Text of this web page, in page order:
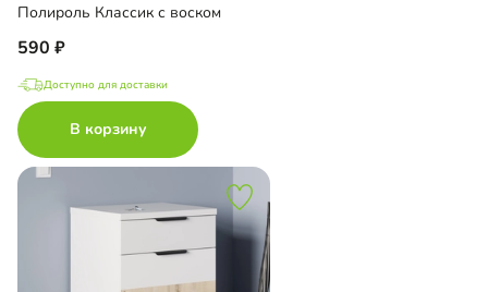
Полироль Классик с воском
590
Доступно для доставки
В корзину